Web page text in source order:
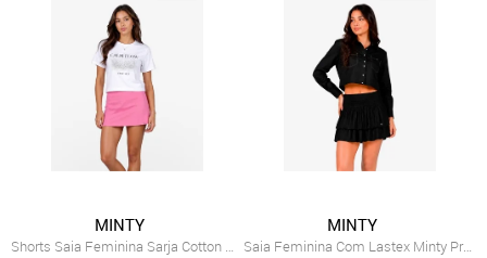
MINTY
Shorts Saia Feminina Sarja Cotton Minty Rosa
MINTY
Saia Feminina Com Lastex Minty Preto